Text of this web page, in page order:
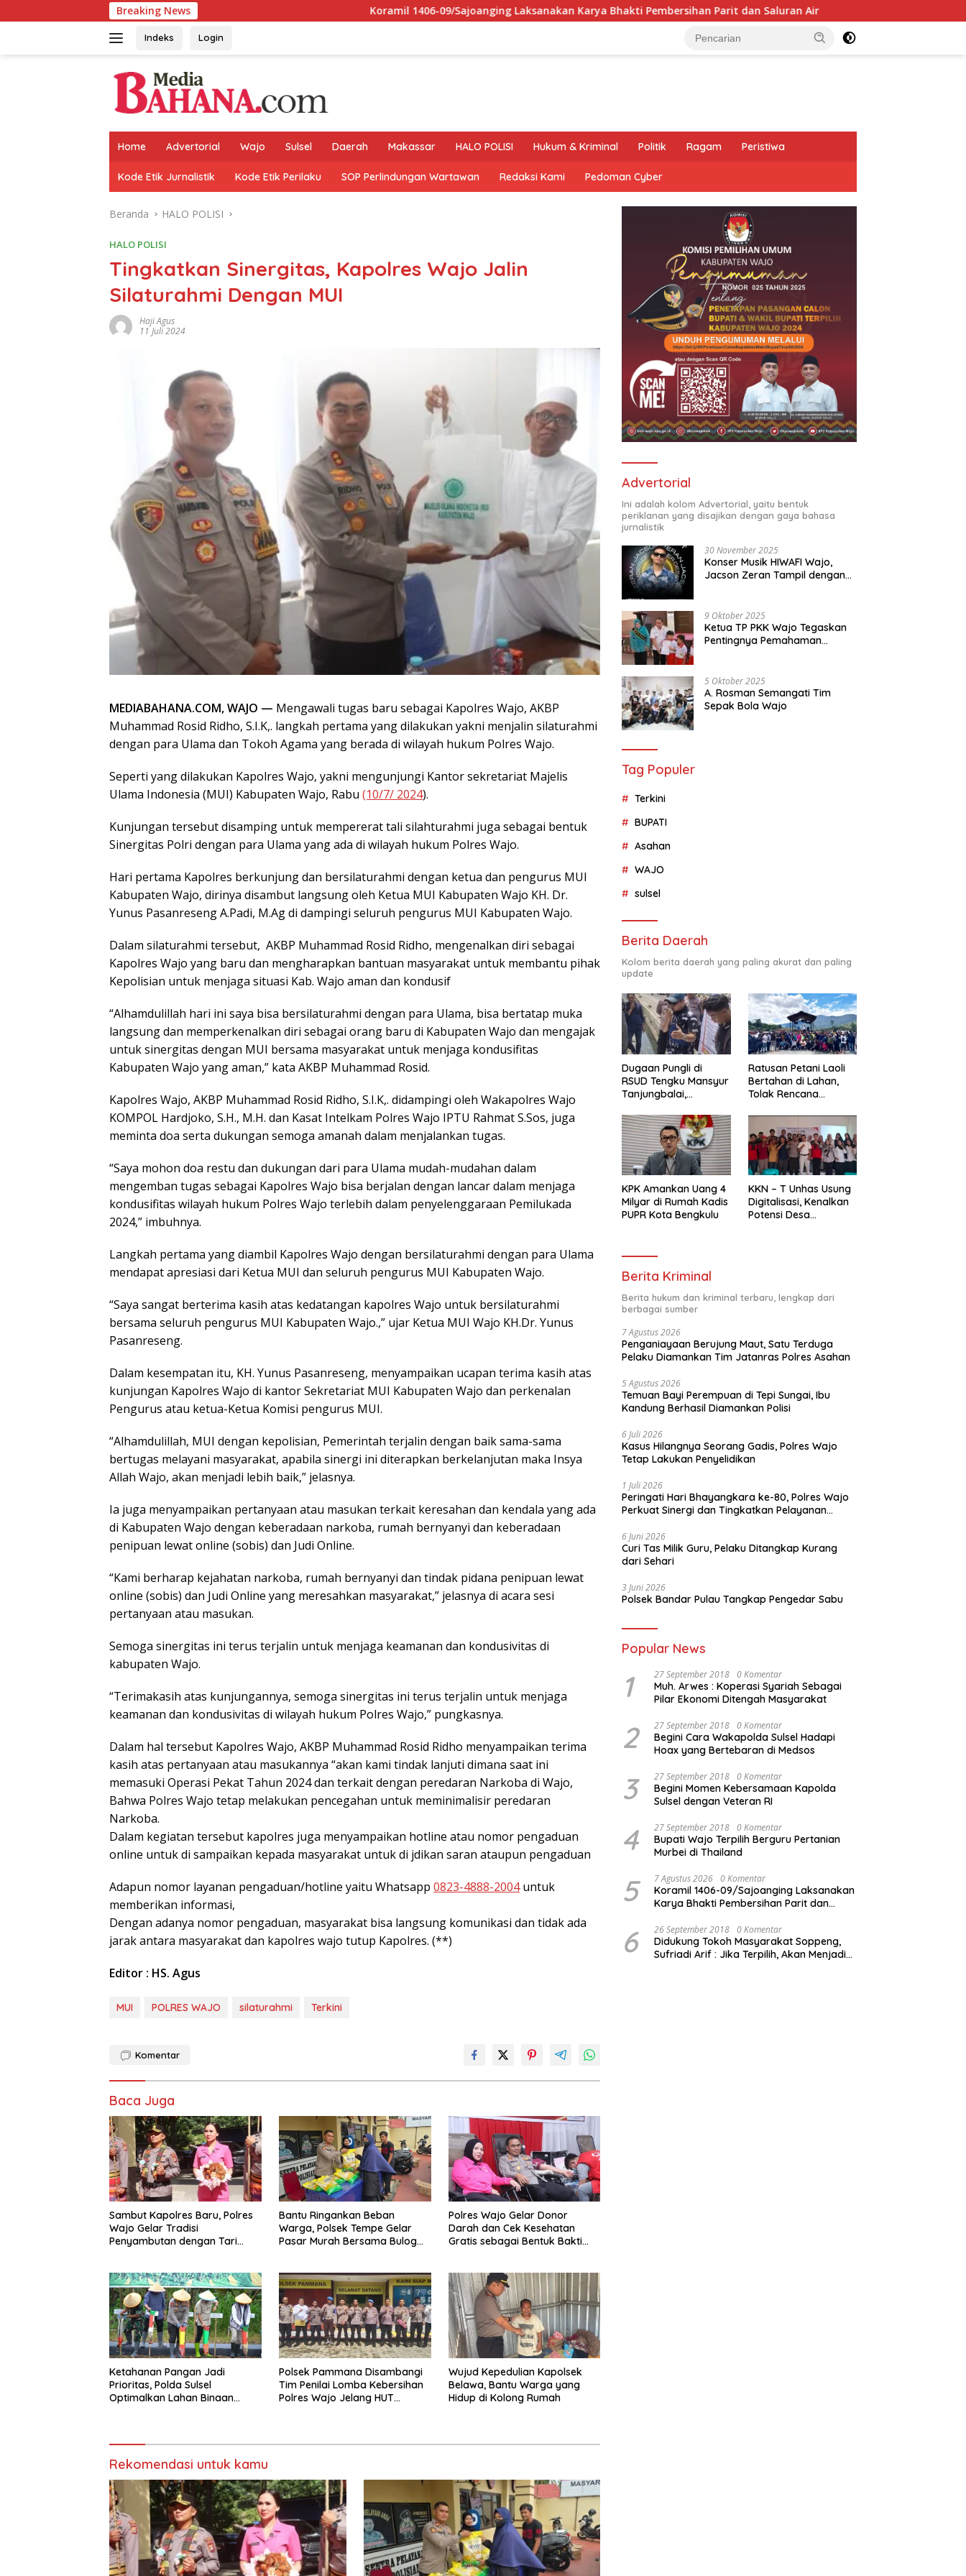
ke
Breaking News Koramil 1406-09/Sajoanging Laksanakan Karya Bhakti Pembersihan Parit dan Saluran Air Penganiayaan Berujung Maut, Satu
Indeks Login
Home Advertorial Wajo Sulsel Daerah Makassar HALO POLISI Hukum & Kriminal Politik Ragam Peristiwa
Kode Etik Jurnalistik Kode Etik Perilaku SOP Perlindungan Wartawan Redaksi Kami Pedoman Cyber
Beranda HALO POLISI
HALO POLISI
Tingkatkan Sinergitas, Kapolres Wajo Jalin
Silaturahmi Dengan MUI
Haji Agus
11 Juli 2024
MEDIABAHANA.COM, WAJO — Mengawali tugas baru sebagai Kapolres Wajo, AKBP
Muhammad Rosid Ridho, S.I.K,. langkah pertama yang dilakukan yakni menjalin silaturahmi
dengan para Ulama dan Tokoh Agama yang berada di wilayah hukum Polres Wajo.
Seperti yang dilakukan Kapolres Wajo, yakni mengunjungi Kantor sekretariat Majelis
Ulama Indonesia (MUI) Kabupaten Wajo, Rabu (10/7/ 2024).
Kunjungan tersebut disamping untuk mempererat tali silahturahmi juga sebagai bentuk
Sinergitas Polri dengan para Ulama yang ada di wilayah hukum Polres Wajo.
Hari pertama Kapolres berkunjung dan bersilaturahmi dengan ketua dan pengurus MUI
Kabupaten Wajo, dirinya disambut langsung oleh Ketua MUI Kabupaten Wajo KH. Dr.
Yunus Pasanreseng A.Padi, M.Ag di dampingi seluruh pengurus MUI Kabupaten Wajo.
Dalam silaturahmi tersebut, AKBP Muhammad Rosid Ridho, mengenalkan diri sebagai
Kapolres Wajo yang baru dan mengharapkan bantuan masyarakat untuk membantu pihak
Kepolisian untuk menjaga situasi Kab. Wajo aman dan kondusif
“Alhamdulillah hari ini saya bisa bersilaturahmi dengan para Ulama, bisa bertatap muka
langsung dan memperkenalkan diri sebagai orang baru di Kabupaten Wajo dan mengajak
untuk sinergitas dengan MUI bersama masyarakat untuk menjaga kondusifitas
Kabupaten Wajo yang aman,” kata AKBP Muhammad Rosid.
Kapolres Wajo, AKBP Muhammad Rosid Ridho, S.I.K,. didampingi oleh Wakapolres Wajo
KOMPOL Hardjoko, S.H., M.H. dan Kasat Intelkam Polres Wajo IPTU Rahmat S.Sos, juga
meminta doa serta dukungan semoga amanah dalam menjalankan tugas.
“Saya mohon doa restu dan dukungan dari para Ulama mudah-mudahan dalam
mengemban tugas sebagai Kapolres Wajo bisa berjalan dengan lancar dalam menjaga
kondusifitas wilayah hukum Polres Wajo terlebih dalam penyelenggaraan Pemilukada
2024,” imbuhnya.
Langkah pertama yang diambil Kapolres Wajo dengan bersilaturahmi dengan para Ulama
mendapat apresiasi dari Ketua MUI dan seluruh pengurus MUI Kabupaten Wajo.
“Saya sangat berterima kasih atas kedatangan kapolres Wajo untuk bersilaturahmi
bersama seluruh pengurus MUI Kabupaten Wajo.,” ujar Ketua MUI Wajo KH.Dr. Yunus
Pasanreseng.
Dalam kesempatan itu, KH. Yunus Pasanreseng, menyampaikan ucapan terima kasih atas
kunjungan Kapolres Wajo di kantor Sekretariat MUI Kabupaten Wajo dan perkenalan
Pengurus atau ketua-Ketua Komisi pengurus MUI.
“Alhamdulillah, MUI dengan kepolisian, Pemerintah terjalin dengan baik sama-sama
bertugas melayani masyarakat, apabila sinergi ini diterapkan berkelanjutan maka Insya
Allah Wajo, akan menjadi lebih baik,” jelasnya.
Ia juga menyampaikan pertanyaan atau masukan terkait keresahan dan kendala yang ada
di Kabupaten Wajo dengan keberadaan narkoba, rumah bernyanyi dan keberadaan
penipuan lewat online (sobis) dan Judi Online.
“Kami berharap kejahatan narkoba, rumah bernyanyi dan tindak pidana penipuan lewat
online (sobis) dan Judi Online yang meresahkan masyarakat,” jelasnya di acara sesi
pertanyaan atau masukan.
Semoga sinergitas ini terus terjalin untuk menjaga keamanan dan kondusivitas di
kabupaten Wajo.
“Terimakasih atas kunjungannya, semoga sinergitas ini terus terjalin untuk menjaga
keamanan dan kondusivitas di wilayah hukum Polres Wajo,” pungkasnya.
Dalam hal tersebut Kapolres Wajo, AKBP Muhammad Rosid Ridho menyampaikan terima
kasih atas pertanyaan atau masukannya “akan kami tindak lanjuti dimana saat ini
memasuki Operasi Pekat Tahun 2024 dan terkait dengan peredaran Narkoba di Wajo,
Bahwa Polres Wajo tetap melakukan pencegahan untuk meminimalisir peredaran
Narkoba.
Dalam kegiatan tersebut kapolres juga menyampaikan hotline atau nomor pengaduan
online untuk di sampaikan kepada masyarakat untuk di jdikan saran ataupun pengaduan
Adapun nomor layanan pengaduan/hotline yaitu Whatsapp 0823-4888-2004untuk
memberikan informasi,
Dengan adanya nomor pengaduan, masyarakat bisa langsung komunikasi dan tidak ada
jarak antara masyarakat dan kapolres wajo tutup Kapolres. (**)
Editor : HS. Agus
MUI POLRES WAJO silaturahmi Terkini
Komentar
Baca Juga
Sambut Kapolres Baru, Polres
Wajo Gelar Tradisi
Penyambutan dengan Tari
Bantu Ringankan Beban
Warga, Polsek Tempe Gelar
Pasar Murah Bersama Bulog
Polres Wajo Gelar Donor
Darah dan Cek Kesehatan
Gratis sebagai Bentuk Bakti
Ketahanan Pangan Jadi
Prioritas, Polda Sulsel
Optimalkan Lahan Binaan
Polsek Pammana Disambangi
Tim Penilai Lomba Kebersihan
Polres Wajo Jelang HUT
Wujud Kepedulian Kapolsek
Belawa, Bantu Warga yang
Hidup di Kolong Rumah
Rekomendasi untuk kamu
Advertorial
Ini adalah kolom Advertorial, yaitu bentuk
periklanan yang disajikan dengan gaya bahasa
jurnalistik
30 November 2025
Konser Musik HIWAFI Wajo,
Jacson Zeran Tampil dengan
9 Oktober 2025
Ketua TP PKK Wajo Tegaskan
Pentingnya Pemahaman
5 Oktober 2025
A. Rosman Semangati Tim
Sepak Bola Wajo
Tag Populer
Terkini
BUPATI
Asahan
WAJO
sulsel
Berita Daerah
Kolom berita daerah yang paling akurat dan paling
update
Dugaan Pungli di
RSUD Tengku Mansyur
Tanjungbalai,
Penegak Hukum Usut
Tuntas
Ratusan Petani Laoli
Bertahan di Lahan,
Tolak Rencana
Luwu Timur
KPK Amankan Uang 4
Milyar di Rumah Kadis
PUPR Kota Bengkulu
KKN – T Unhas Usung
Digitalisasi, Kenalkan
Potensi Desa
Berita Kriminal
Berita hukum dan kriminal terbaru, lengkap dari
berbagai sumber
7 Agustus 2026
Penganiayaan Berujung Maut, Satu Terduga
Pelaku Diamankan Tim Jatanras Polres Asahan
5 Agustus 2026
Temuan Bayi Perempuan di Tepi Sungai, Ibu
Kandung Berhasil Diamankan Polisi
6 Juli 2026
Kasus Hilangnya Seorang Gadis, Polres Wajo
Tetap Lakukan Penyelidikan
1 Juli 2026
Peringati Hari Bhayangkara ke-80, Polres Wajo
Perkuat Sinergi dan Tingkatkan Pelayanan
6 Juni 2026
Curi Tas Milik Guru, Pelaku Ditangkap Kurang
dari Sehari
3 Juni 2026
Polsek Bandar Pulau Tangkap Pengedar Sabu
Popular News
1 27 September 2018 0 Komentar
Muh. Arwes : Koperasi Syariah Sebagai
Pilar Ekonomi Ditengah Masyarakat
2 27 September 2018 0 Komentar
Begini Cara Wakapolda Sulsel Hadapi
Hoax yang Bertebaran di Medsos
3 27 September 2018 0 Komentar
Begini Momen Kebersamaan Kapolda
Sulsel dengan Veteran RI
4 27 September 2018 0 Komentar
Bupati Wajo Terpilih Berguru Pertanian
Murbei di Thailand
5 7 Agustus 2026 0 Komentar
Koramil 1406-09/Sajoanging Laksanakan
Karya Bhakti Pembersihan Parit dan
6 26 September 2018 0 Komentar
Didukung Tokoh Masyarakat Soppeng,
Sufriadi Arif : Jika Terpilih, Akan Menjadi